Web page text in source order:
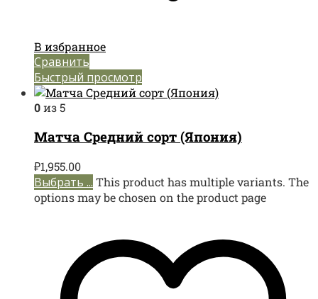
В избранное
Сравнить
Быстрый просмотр
0из 5
Матча Средний сорт (Япония)
₽1,955.00
Выбрать ... This product has multiple variants. The
options may be chosen on the product page